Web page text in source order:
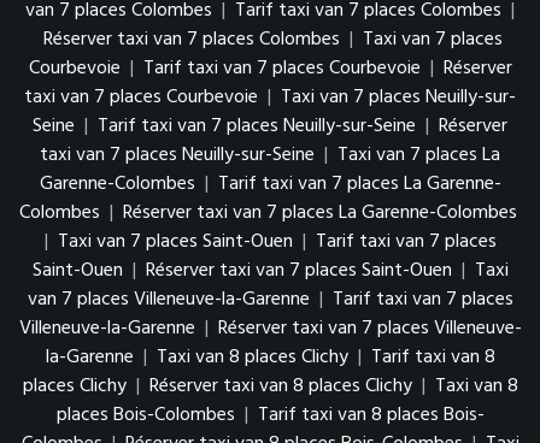
van 7 places Colombes | Tarif taxi van 7 places Colombes |
Réserver taxi van 7 places Colombes | Taxi van 7 places
Courbevoie | Tarif taxi van 7 places Courbevoie | Réserver
taxi van 7 places Courbevoie | Taxi van 7 places Neuilly-sur-
Seine | Tarif taxi van 7 places Neuilly-sur-Seine | Réserver
taxi van 7 places Neuilly-sur-Seine | Taxi van 7 places La
Garenne-Colombes | Tarif taxi van 7 places La Garenne-
Colombes | Réserver taxi van 7 places La Garenne-Colombes
| Taxi van 7 places Saint-Ouen | Tarif taxi van 7 places
Saint-Ouen | Réserver taxi van 7 places Saint-Ouen | Taxi
van 7 places Villeneuve-la-Garenne | Tarif taxi van 7 places
Villeneuve-la-Garenne | Réserver taxi van 7 places Villeneuve-
la-Garenne | Taxi van 8 places Clichy | Tarif taxi van 8
places Clichy | Réserver taxi van 8 places Clichy | Taxi van 8
places Bois-Colombes | Tarif taxi van 8 places Bois-